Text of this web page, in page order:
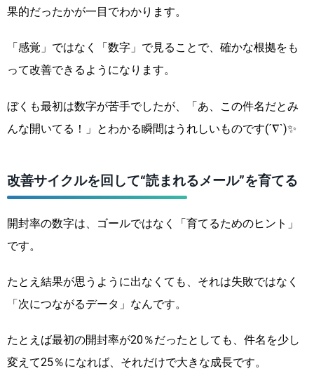
果的だったかが一目でわかります。
「感覚」ではなく「数字」で見ることで、確かな根拠をも
って改善できるようになります。
ぼくも最初は数字が苦手でしたが、「あ、この件名だとみ
んな開いてる！」とわかる瞬間はうれしいものです(´∇`)✨
改善サイクルを回して“読まれるメール”を育てる
開封率の数字は、ゴールではなく「育てるためのヒント」
です。
たとえ結果が思うように出なくても、それは失敗ではなく
「次につながるデータ」なんです。
たとえば最初の開封率が20％だったとしても、件名を少し
変えて25％になれば、それだけで大きな成長です。